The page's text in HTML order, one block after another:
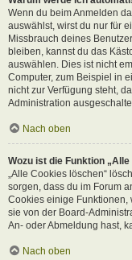
Wenn du beim Anmelden
auswählst, wirst du nur für
Missbrauch deines
bleiben, kannst du das
auswählen. Dies ist nicht
Computer, zum Beispiel in
nicht zur Verfügung steht,
Administration
Nach oben
Wozu ist die Funktion
„Alle Cookies löschen“
sorgen, dass du im Forum
Cookies einige Funktionen,
sie von der Board-
An- oder Abmeldung hast,
Nach oben